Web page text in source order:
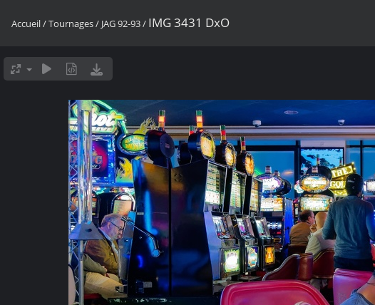
Accueil/Tournages/ JAG 92-93/ IMG 3431 DxO